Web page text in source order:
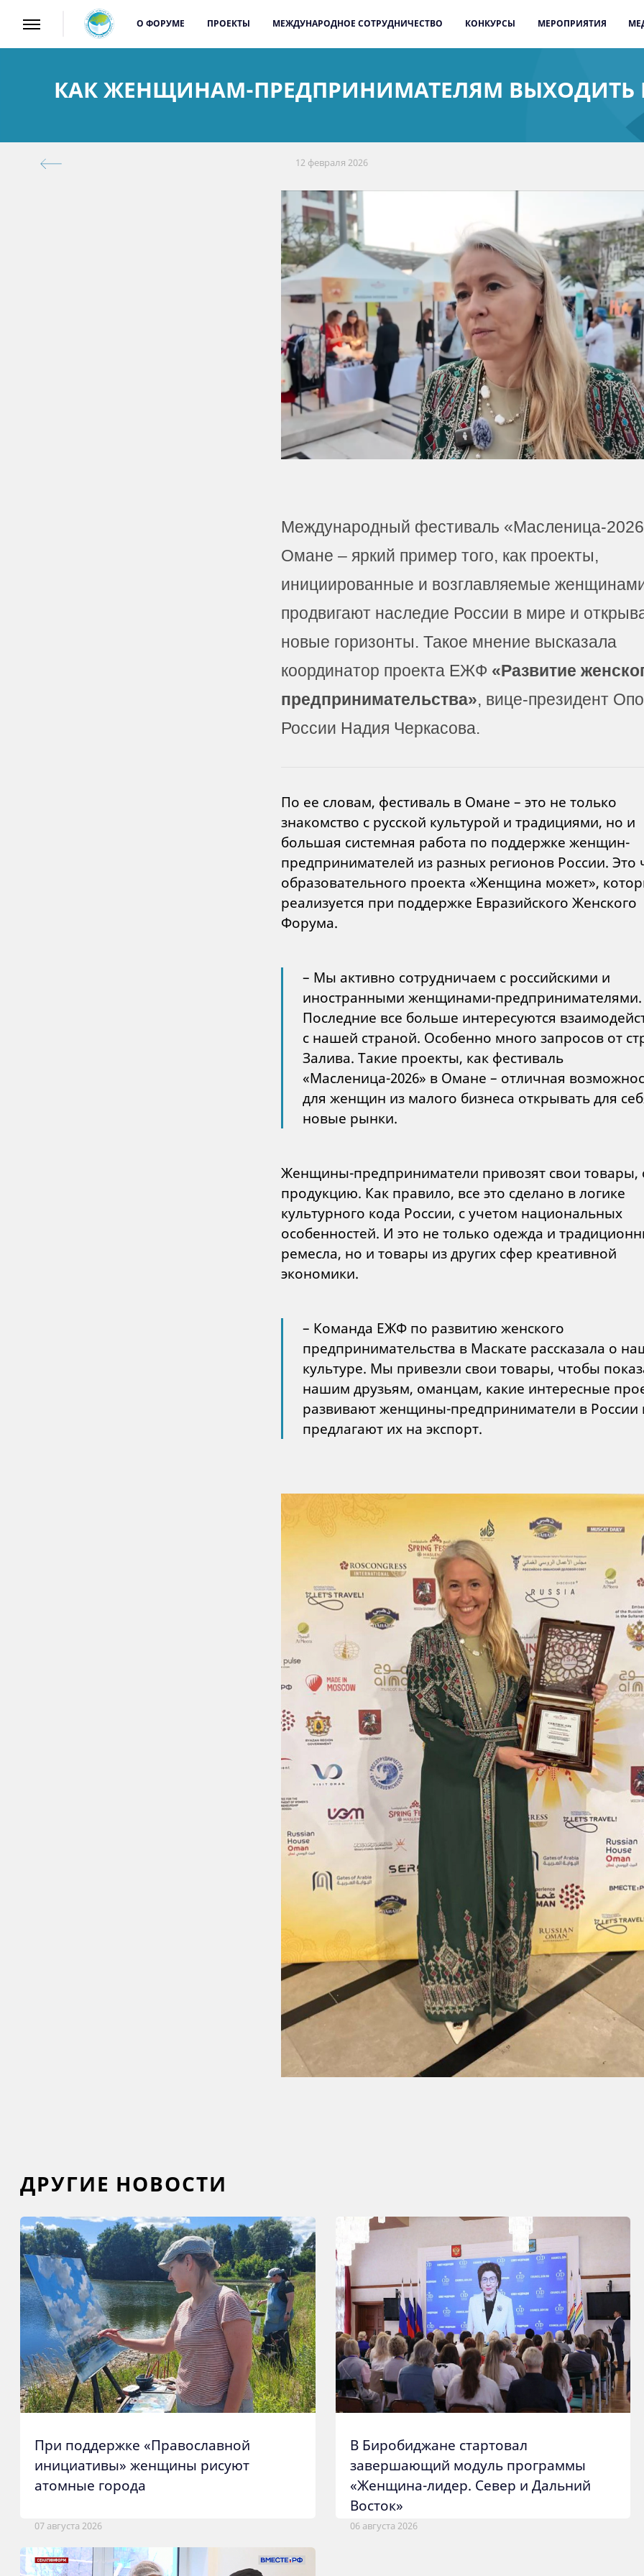
О ФОРУМЕ ПРОЕКТЫ МЕЖДУНАРОДНОЕ СОТРУДНИЧЕСТВО КОНКУРСЫ МЕРОПРИЯТИЯ
КАК ЖЕНЩИНАМ-ПРЕДПРИНИМАТЕЛЯМ ВЫХОДИТЬ
12 февраля 2026
Международный фестиваль «Масленица-
Омане – яркий пример того, как проекты,
инициированные и возглавляемые
продвигают наследие России в мире и
новые горизонты. Такое мнение высказала
координатор проекта ЕЖФ «Развитие
предпринимательства», вице-президент
России Надия Черкасова.
По ее словам, фестиваль в Омане – это не только
знакомство с русской культурой и традициями, но и
большая системная работа по поддержке женщин-
предпринимателей из разных регионов России. Это
образовательного проекта «Женщина может»,
реализуется при поддержке Евразийского Женского
Форума.
– Мы активно сотрудничаем с российскими и
иностранными женщинами-предпринимателями.
Последние все больше интересуются
с нашей страной. Особенно много запросов от
Залива. Такие проекты, как фестиваль
«Масленица-2026» в Омане – отличная
для женщин из малого бизнеса открывать для
новые рынки.
Женщины-предприниматели привозят свои товары,
продукцию. Как правило, все это сделано в логике
культурного кода России, с учетом национальных
особенностей. И это не только одежда и
ремесла, но и товары из других сфер креативной
экономики.
– Команда ЕЖФ по развитию женского
предпринимательства в Маскате рассказала о
культуре. Мы привезли свои товары, чтобы
нашим друзьям, оманцам, какие интересные
развивают женщины-предприниматели в России
предлагают их на экспорт.
ДРУГИЕ НОВОСТИ
При поддержке «Православной
инициативы» женщины рисуют
атомные города
07 августа 2026
В Биробиджане стартовал
завершающий модуль программы
«Женщина-лидер. Север и Дальний
Восток»
06 августа 2026